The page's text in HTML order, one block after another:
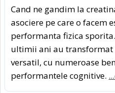
Cand ne gandim la
asociere pe care o facem
performanta fizica
ultimii ani au
versatil, cu numeroase
performantele cognitive.